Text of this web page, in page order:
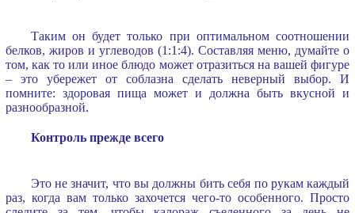
Таким он будет только при оптимальном соотношении
белков, жиров и углеводов (1:1:4). Составляя меню, думайте о
том, как то или иное блюдо может отразиться на вашей фигуре
– это убережет от соблазна сделать неверный выбор. И
помните: здоровая пища может и должна быть вкусной и
разнообразной.
Контроль прежде всего
Это не значит, что вы должны бить себя по рукам каждый
раз, когда вам только захочется чего-то особенного. Просто